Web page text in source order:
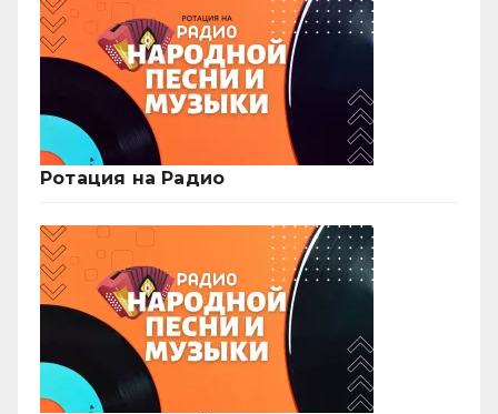
Ротация на Радио